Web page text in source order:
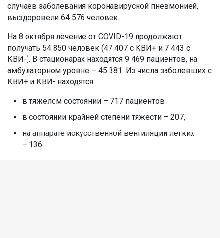
случаев заболевания коронавирусной пневмонией,
выздоровели 64 576 человек.
На 8 октября лечение от COVID-19 продолжают
получать 54 850 человек (47 407 с КВИ+ и 7 443 с
КВИ-). В стационарах находятся 9 469 пациентов, на
амбулаторном уровне – 45 381. Из числа заболевших с
КВИ+ и КВИ- находятся:
в тяжелом состоянии – 717 пациентов,
в состоянии крайней степени тяжести – 207,
на аппарате искусственной вентиляции легких
– 136.